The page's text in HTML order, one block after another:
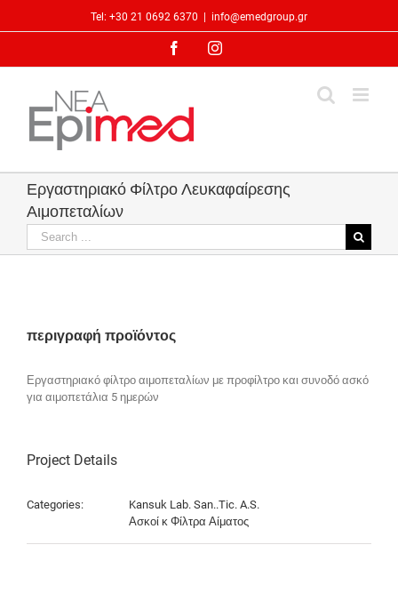
Tel: +30 21 0692 6370 info@emedgroup.gr
FacebookInstagram
Εργαστηριακό Φίλτρο Λευκαφαίρεσης
Αιμοπεταλίων
Search
for:
περιγραφή προϊόντος
Εργαστηριακό φίλτρο αιμοπεταλίων με προφίλτρο και συνοδό ασκό
για αιμοπετάλια 5 ημερών
Project Details
Categories:
Kansuk Lab. San..Tic. A.S.
Ασκοί κ Φίλτρα Αίματος